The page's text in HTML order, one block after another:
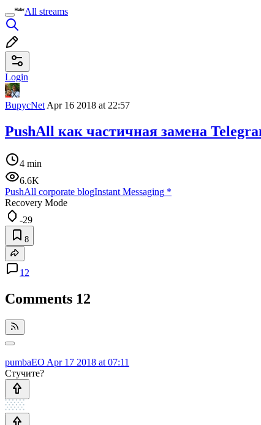
All streams
Login
BupycNet Apr 16 2018 at 22:57
PushAll как частичная замена
4 min
6.6K
PushAll corporate blogInstant Messaging *
Recovery Mode
-29
8
12
Comments 12
pumbaEO Apr 17 2018 at 07:11
Стучите?